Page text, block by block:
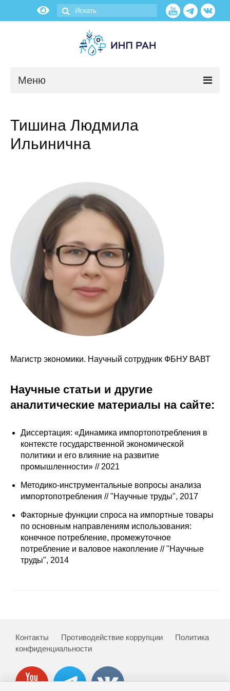
Меню
Научные подразделения
Администрация
Сотрудники
Отчетность
Противодействие коррупции
Материалы для СМИ
Публикации
Научная жизнь
Проблемы прогнозирования
Номера журналов
Информация для авторов
Общие требования
Стандарты оформления
Редакционная этика
Информация для авторов
Тишина Людмила
Ильинична
Магистр экономики. Научный сотрудник ФБНУ ВАВТ
Научные статьи и другие
аналитические материалы на сайте:
Диссертация: «Динамика импортопотребления в
контексте государственной экономической
политики и его влияние на развитие
промышленности» // 2021
Методико-инструментальные вопросы анализа
импортопотребления // "Научные труды", 2017
Факторные функции спроса на импортные товары
по основным направлениям использования:
конечное потребление, промежуточное
потребление и валовое накопление // "Научные
труды", 2014
Контакты Противодействие коррупции
Политика
конфиденциальности